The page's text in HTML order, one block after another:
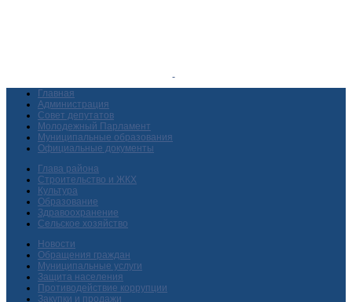
Главная
Администрация
Совет депутатов
Молодежный Парламент
Муниципальные образования
Официальные документы
Глава района
Строительство и ЖКХ
Культура
Образование
Здравоохранение
Сельское хозяйство
Новости
Обращения граждан
Муниципальные услуги
Защита населения
Противодействие коррупции
Закупки и продажи